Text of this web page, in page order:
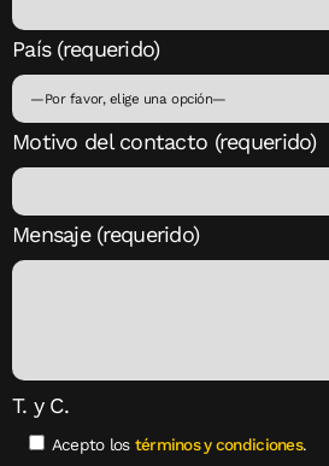
País (requerido)
Motivo del contacto (requerido)
Mensaje (requerido)
T. y C.
Acepto los términos y condiciones.